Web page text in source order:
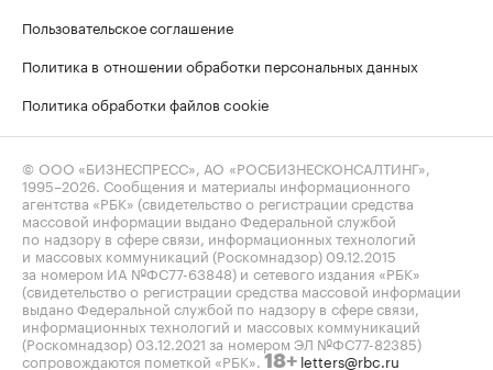
Пользовательское соглашение
Политика в отношении обработки персональных данных
Политика обработки файлов cookie
© ООО «БИЗНЕСПРЕСС», АО «РОСБИЗНЕСКОНСАЛТИНГ»,
1995–2026 . Сообщения и материалы информационного
агентства «РБК» (свидетельство о регистрации средства
массовой информации выдано Федеральной службой
по надзору в сфере связи, информационных технологий
и массовых коммуникаций (Роскомнадзор) 09.12.2015
за номером ИА №ФС77-63848) и сетевого издания «РБК»
(свидетельство о регистрации средства массовой информации
выдано Федеральной службой по надзору в сфере связи,
информационных технологий и массовых коммуникаций
(Роскомнадзор) 03.12.2021 за номером ЭЛ №ФС77-82385)
сопровождаются пометкой «РБК». 18+ letters@rbc.ru